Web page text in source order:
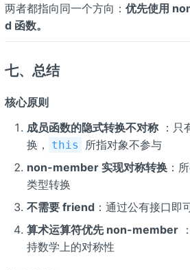
两者都指向同一个方向： 优先使用
d 函数。
七、总结
核心原则
成员函数的隐式转换不对称：只
换，
this
所指对象不参与
non-member 实现对称转换：
类型转换
不需要 friend：通过公有接口即
算术运算符优先 non-member：
持数学上的对称性